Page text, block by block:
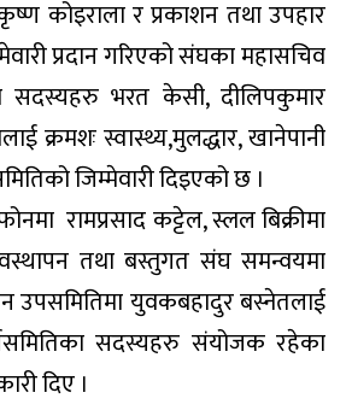
कोइराला र प्रकाशन तथा उपहार
प्रदान गरिएको संघका महासचिव
सदस्यहरु भरत केसी, दीलिपकुमार
क्रमशः स्वास्थ्य,मुलद्धार, खानेपानी
जिम्मेवारी दिइएको छ ।
रामप्रसाद कट्टेल, स्लल बिक्रीमा
तथा बस्तुगत संघ समन्वयमा
उपसमितिमा युवकबहादुर बस्नेतलाई
सदस्यहरु संयोजक रहेका
दिए ।